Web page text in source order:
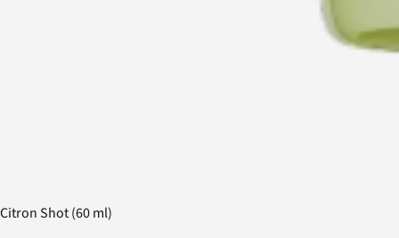
Citron Shot (60 ml)